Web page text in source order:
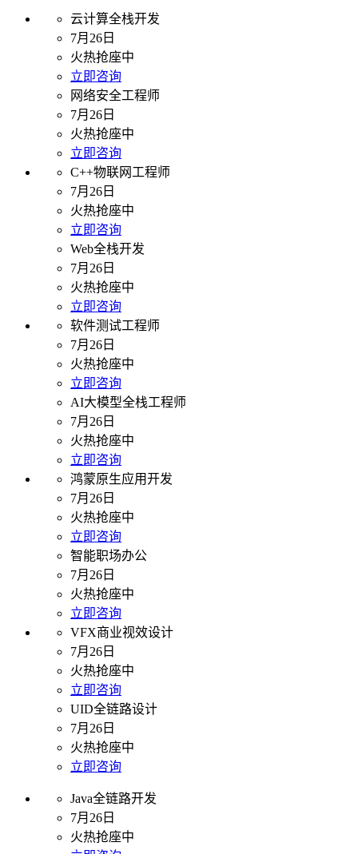
云计算全栈开发
7月26日
火热抢座中
立即咨询
网络安全工程师
7月26日
火热抢座中
立即咨询
C++物联网工程师
7月26日
火热抢座中
立即咨询
Web全栈开发
7月26日
火热抢座中
立即咨询
软件测试工程师
7月26日
火热抢座中
立即咨询
AI大模型全栈工程师
7月26日
火热抢座中
立即咨询
鸿蒙原生应用开发
7月26日
火热抢座中
立即咨询
智能职场办公
7月26日
火热抢座中
立即咨询
VFX商业视效设计
7月26日
火热抢座中
立即咨询
UID全链路设计
7月26日
火热抢座中
立即咨询
Java全链路开发
7月26日
火热抢座中